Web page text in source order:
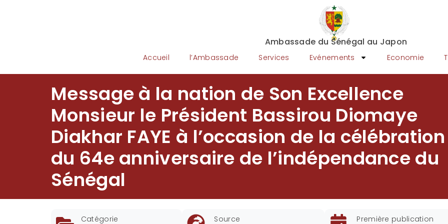
Ambassade du Sénégal au Japon
Accueil l’Ambassade Services Evénements Economie
Message à la nation de Son Excellence
Monsieur le Président Bassirou Diomaye
Diakhar FAYE à l’occasion de la célébration
du 64e anniversaire de l’indépendance du
Sénégal
Catégorie
Source
Première publication